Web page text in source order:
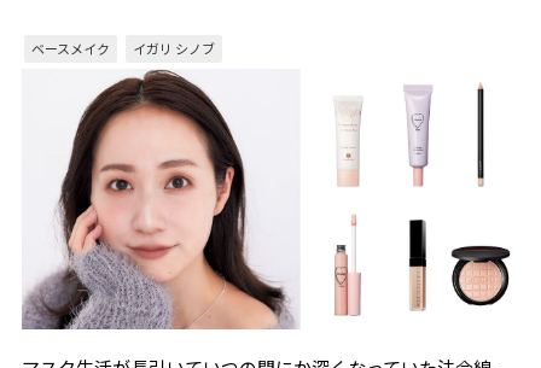
ベースメイク イガリ シノブ